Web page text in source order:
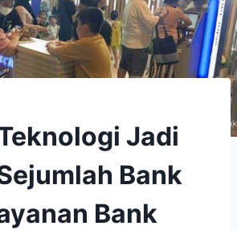
Jadi
Bank
Bank